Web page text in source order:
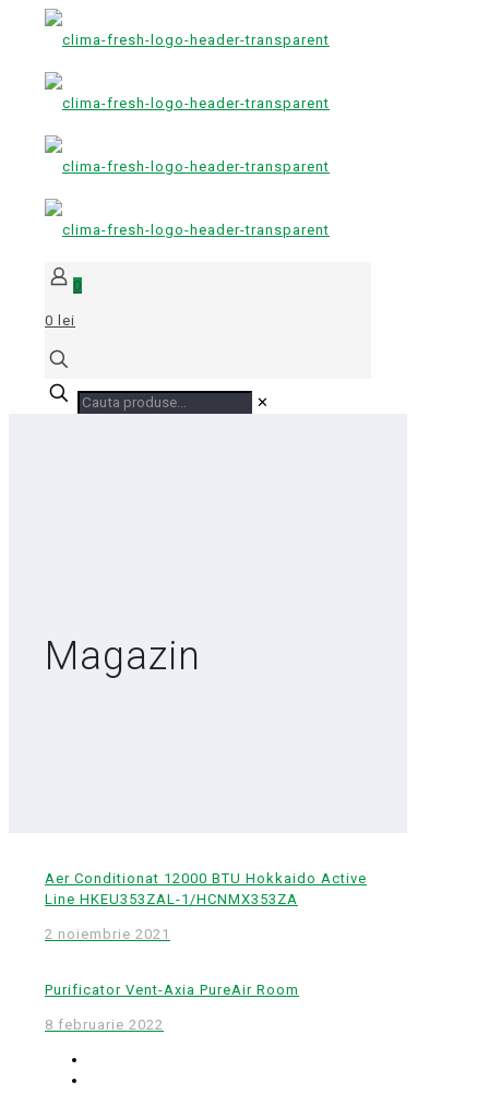
0
0 lei
✕
Magazin
Aer Conditionat 12000 BTU Hokkaido Active
Line HKEU353ZAL-1/HCNMX353ZA
2 noiembrie 2021
Purificator Vent-Axia PureAir Room
8 februarie 2022